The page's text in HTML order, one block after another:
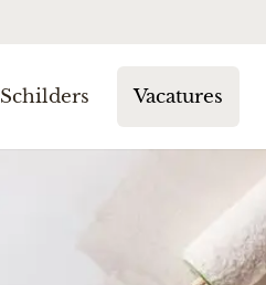
Schilders Vacatures